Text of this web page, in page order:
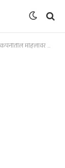
६ जणांना अटक, ९ गुन्हे दाखल